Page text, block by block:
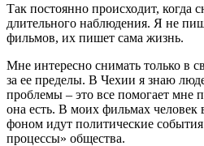
Так постоянно происходит, когда
длительного наблюдения. Я не
фильмов, их пишет сама жизнь.
Мне интересно снимать только в
за ее пределы. В Чехии я знаю
проблемы – это все помогает мне
она есть. В моих фильмах человек
фоном идут политические
процессы» общества.